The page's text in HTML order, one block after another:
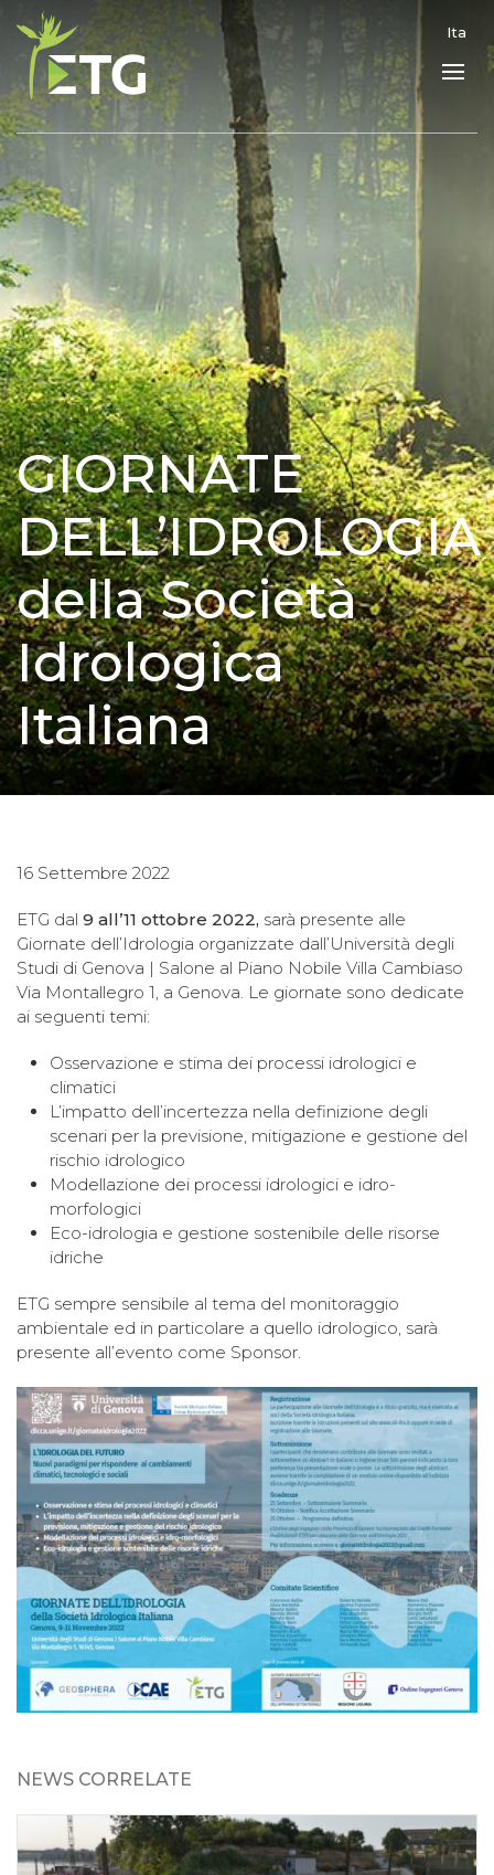
Ita
GIORNATE
DELL’IDROLOGIA
della Società
Idrologica
Italiana
16 Settembre 2022
ETG dal 9 all’11 ottobre 2022, sarà presente alle
Giornate dell’Idrologia organizzate dall’Università degli
Studi di Genova | Salone al Piano Nobile Villa Cambiaso
Via Montallegro 1, a Genova. Le giornate sono dedicate
ai seguenti temi:
Osservazione e stima dei processi idrologici e
climatici
L’impatto dell’incertezza nella definizione degli
scenari per la previsione, mitigazione e gestione del
rischio idrologico
Modellazione dei processi idrologici e idro-
morfologici
Eco-idrologia e gestione sostenibile delle risorse
idriche
ETG sempre sensibile al tema del monitoraggio
ambientale ed in particolare a quello idrologico, sarà
presente all’evento come Sponsor.
NEWS CORRELATE